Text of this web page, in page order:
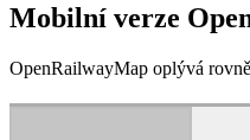
Mobilní verze
OpenRailwayMap oplývá